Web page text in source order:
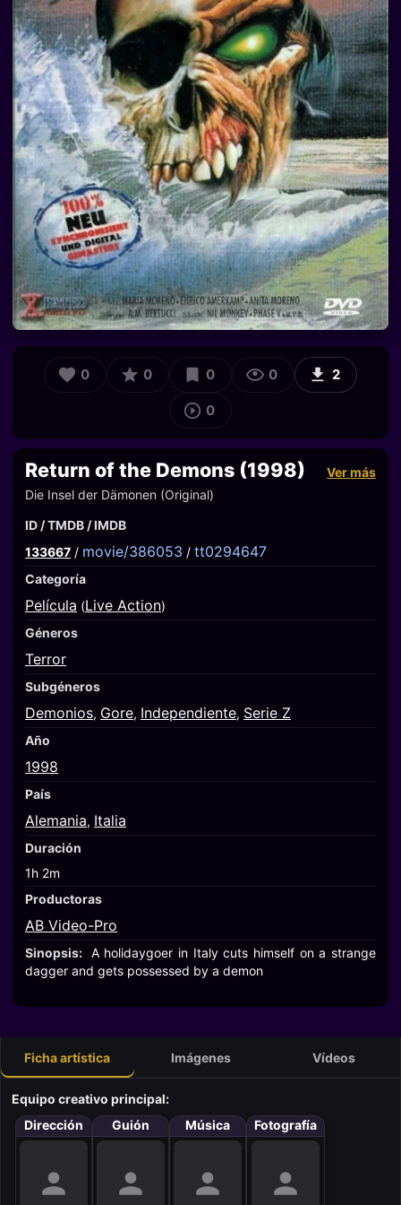
0 0 0 0 2
0
Return of the Demons (1998)
Ver más
Die Insel der Dämonen (Original)
ID / TMDB / IMDB
133667 / movie/386053 / tt0294647
Categoría
Película (Live Action)
Géneros
Terror
Subgéneros
Demonios, Gore, Independiente, Serie Z
Año
1998
País
Alemania, Italia
Duración
1h 2m
Productoras
AB Video-Pro
Sinopsis: A holidaygoer in Italy cuts himself on a strange
dagger and gets possessed by a demon
Ficha artística Imágenes Vídeos
Equipo creativo principal:
Dirección
Guión Música Fotografía